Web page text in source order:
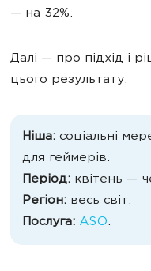
— на 32%.
Далі — про підхід і
цього результату.
Ніша: соціальні
для геймерів.
Період: квітень —
Регіон: весь світ.
Послуга: ASO.